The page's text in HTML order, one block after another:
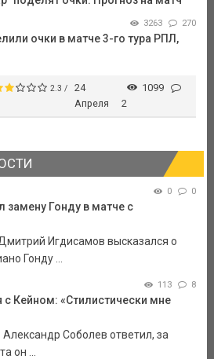
3263 270
очки в матче 3-го тура РПЛ,
2.3 /
24
Апреля
1099
2
0 0
замену Гонду в матче с
Игдисамов высказался о
Гонду ...
113 8
с Кейном: «Стилистически мне
Соболев ответил, за
он ...